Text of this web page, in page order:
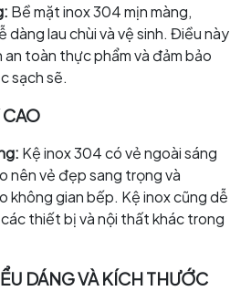
Bề mặt inox 304 mịn màng,
dàng lau chùi và vệ sinh. Điều này
an toàn thực phẩm và đảm bảo
sạch sẽ.
CAO
Kệ inox 304 có vẻ ngoài sáng
nên vẻ đẹp sang trọng và
không gian bếp. Kệ inox cũng dễ
thiết bị và nội thất khác trong
DÁNG VÀ KÍCH THƯỚC